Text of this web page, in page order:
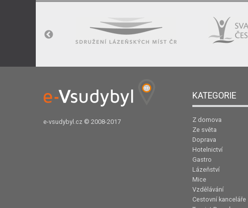
e-vsudybyl.cz © 2008-2017
KATEGORIE
Z domova
Ze světa
Doprava
Hotelnictví
Gastro
Lázeňství
Mice
Vzdělávání
Cestovní kanceláře